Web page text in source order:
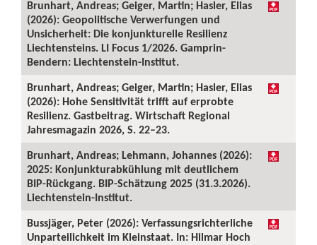
Brunhart, Andreas; Geiger, Martin; Hasler, Elias
(2026): Geopolitische Verwerfungen und
Unsicherheit: Die konjunkturelle Resilienz
Liechtensteins. LI Focus 1/2026. Gamprin-
Bendern: Liechtenstein-Institut.
Brunhart, Andreas; Geiger, Martin; Hasler, Elias
(2026): Hohe Sensitivität trifft auf erprobte
Resilienz. Gastbeitrag. Wirtschaft Regional
Jahresmagazin 2026, S. 22–23.
Brunhart, Andreas; Lehmann, Johannes (2026):
2025: Konjunkturabkühlung mit deutlichem
BIP-Rückgang. BIP-Schätzung 2025 (31.3.2026).
Liechtenstein-Institut.
Bussjäger, Peter (2026): Verfassungsrichterliche
Unparteilichkeit im Kleinstaat. In: Hilmar Hoch